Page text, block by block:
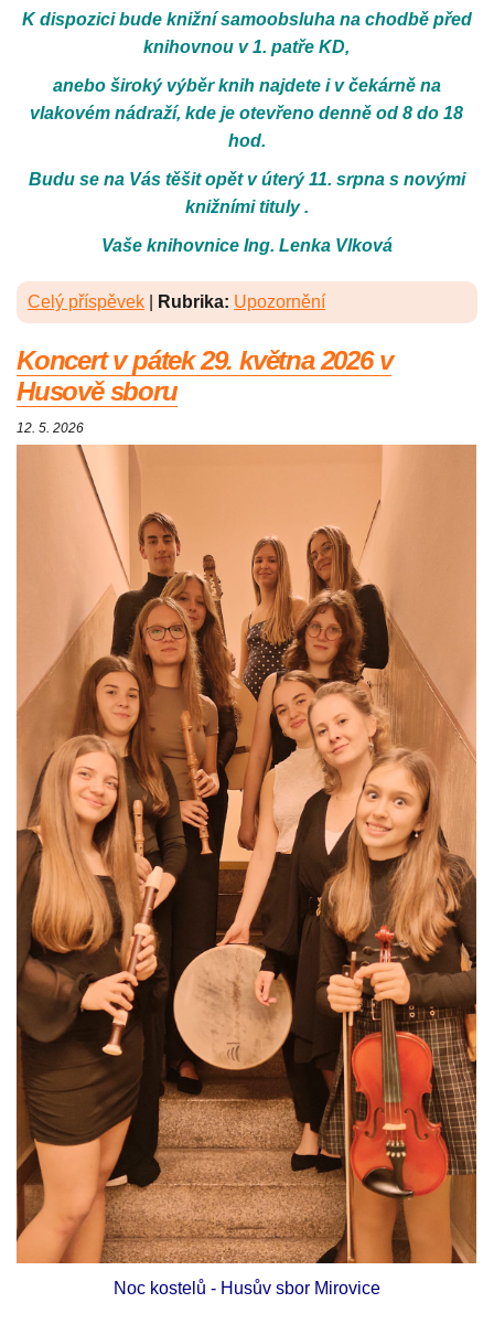
K dispozici bude knižní samoobsluha na chodbě před
knihovnou v 1. patře KD,
anebo široký výběr knih najdete i v čekárně na
vlakovém nádraží, kde je otevřeno denně od 8 do 18
hod.
Budu se na Vás těšit opět v úterý 11. srpna s novými
knižními tituly .
Vaše knihovnice Ing. Lenka Vlková
Celý příspěvek Rubrika: Upozornění
Koncert v pátek 29. května 2026 v
Husově sboru
12. 5. 2026
Noc kostelů - Husův sbor Mirovice